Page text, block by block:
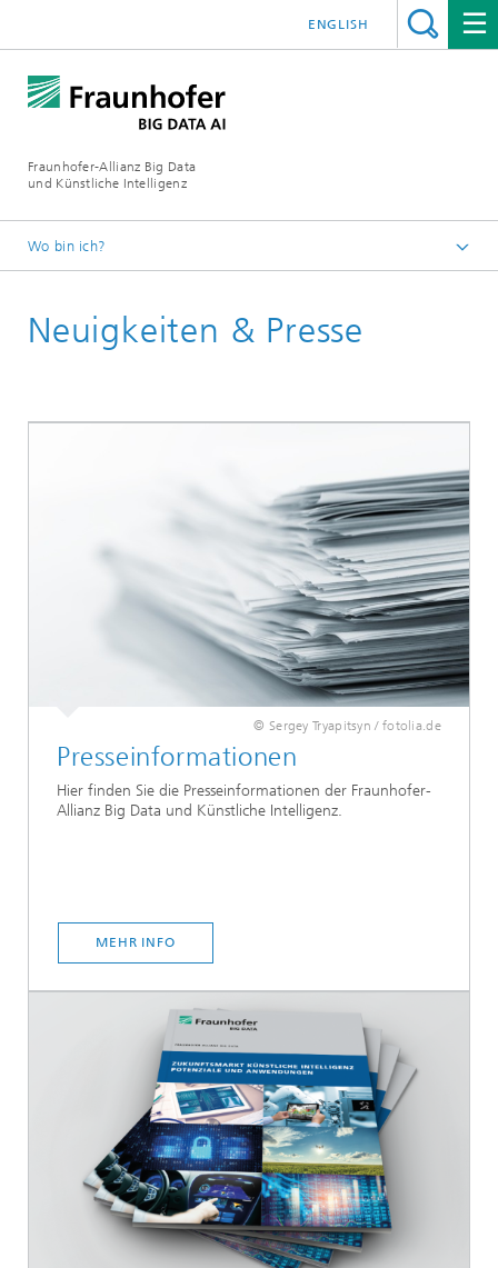
Fraunhofer-Allianz Big Data
und Künstliche Intelligenz
ENGLISH
Wo bin ich?
Neuigkeiten & Presse
© Sergey Tryapitsyn / fotolia.de
Presseinformationen
Hier finden Sie die Presseinformationen der Fraunhofer-
Allianz Big Data und Künstliche Intelligenz.
MEHR INFO